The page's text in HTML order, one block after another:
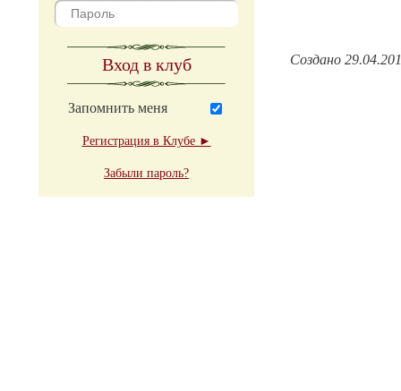
Вход в клуб
Запомнить меня
Регистрация в Клубе ►
Забыли пароль?
Создано